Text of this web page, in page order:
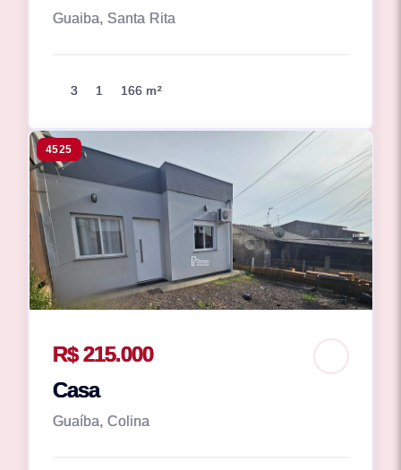
Guaiba, Santa Rita
3 1 166 m²
4525
R$ 215.000
Casa
Guaíba, Colina